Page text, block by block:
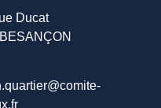
Ducat